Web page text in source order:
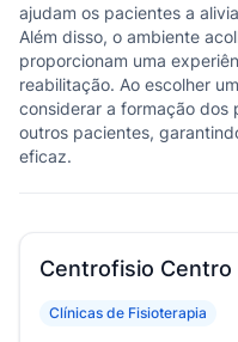
ajudam os pacientes a
Além disso, o ambiente
proporcionam uma
reabilitação. Ao escolher
considerar a formação dos
outros pacientes,
eficaz.
Centrofisio Centro
Clínicas de Fisioterapia